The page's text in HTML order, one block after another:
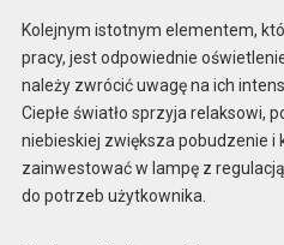
Kolejnym istotnym elementem,
pracy, jest odpowiednie
należy zwrócić uwagę na ich
Ciepłe światło sprzyja relaksowi,
niebieskiej zwiększa pobudzenie i
zainwestować w lampę z
do potrzeb użytkownika.